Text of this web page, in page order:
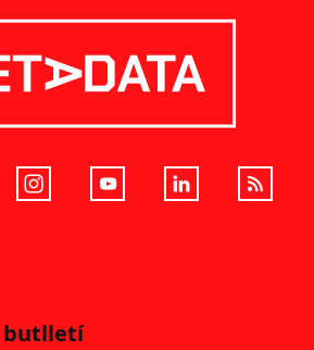
butlletí